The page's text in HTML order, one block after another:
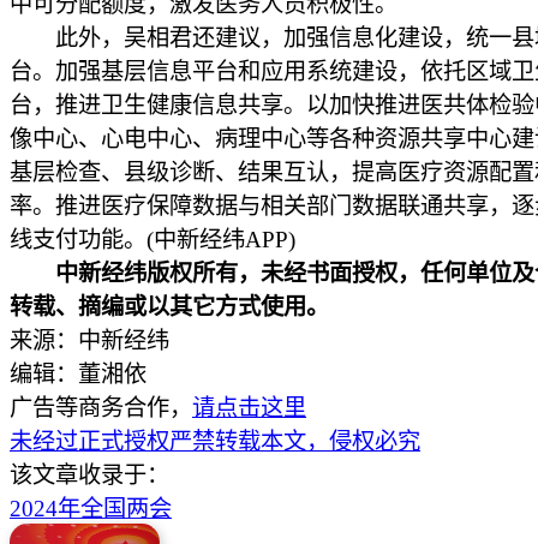
此外，吴相君还建议，加强信息化建设，统一县
台。加强基层信息平台和应用系统建设，依托区域
台，推进卫生健康信息共享。以加快推进医共体检
像中心、心电中心、病理中心等各种资源共享中心
基层检查、县级诊断、结果互认，提高医疗资源配
率。推进医疗保障数据与相关部门数据联通共享，
线支付功能。(中新经纬APP)
中新经纬版权所有，未经书面授权，任何单位
转载、摘编或以其它方式使用。
来源：中新经纬
编辑：董湘依
广告等商务合作， 请点击这里
未经过正式授权严禁转载本文，侵权必究
该文章收录于：
2024年全国两会